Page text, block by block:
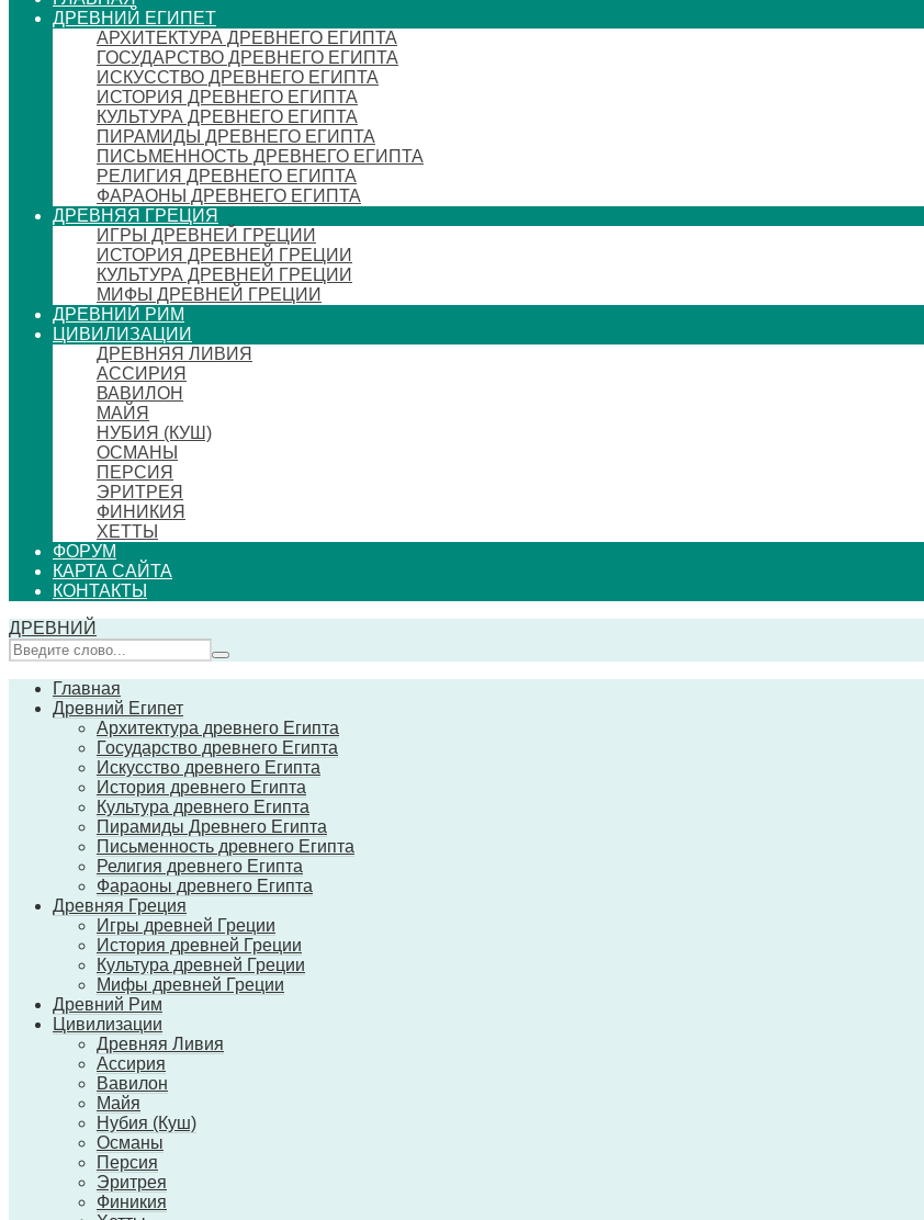
ДРЕВНИЙ ЕГИПЕТ
АРХИТЕКТУРА ДРЕВНЕГО ЕГИПТА
ГОСУДАРСТВО ДРЕВНЕГО ЕГИПТА
ИСКУССТВО ДРЕВНЕГО ЕГИПТА
ИСТОРИЯ ДРЕВНЕГО ЕГИПТА
КУЛЬТУРА ДРЕВНЕГО ЕГИПТА
ПИРАМИДЫ ДРЕВНЕГО ЕГИПТА
ПИСЬМЕННОСТЬ ДРЕВНЕГО ЕГИПТА
РЕЛИГИЯ ДРЕВНЕГО ЕГИПТА
ФАРАОНЫ ДРЕВНЕГО ЕГИПТА
ДРЕВНЯЯ ГРЕЦИЯ
ИГРЫ ДРЕВНЕЙ ГРЕЦИИ
ИСТОРИЯ ДРЕВНЕЙ ГРЕЦИИ
КУЛЬТУРА ДРЕВНЕЙ ГРЕЦИИ
МИФЫ ДРЕВНЕЙ ГРЕЦИИ
ДРЕВНИЙ РИМ
ЦИВИЛИЗАЦИИ
ДРЕВНЯЯ ЛИВИЯ
АССИРИЯ
ВАВИЛОН
МАЙЯ
НУБИЯ (КУШ)
ОСМАНЫ
ПЕРСИЯ
ЭРИТРЕЯ
ФИНИКИЯ
ХЕТТЫ
ФОРУМ
КАРТА САЙТА
КОНТАКТЫ
ДРЕВНИЙ
Главная
Древний Египет
Архитектура древнего Египта
Государство древнего Египта
Искусство древнего Египта
История древнего Египта
Культура древнего Египта
Пирамиды Древнего Египта
Письменность древнего Египта
Религия древнего Египта
Фараоны древнего Египта
Древняя Греция
Игры древней Греции
История древней Греции
Культура древней Греции
Мифы древней Греции
Древний Рим
Цивилизации
Древняя Ливия
Ассирия
Вавилон
Майя
Нубия (Куш)
Османы
Персия
Эритрея
Финикия